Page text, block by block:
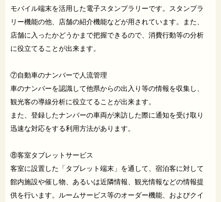
モバイル端末を活用した電子スタンプラリーです。スタンプラ
リー機能の他、店舗の紹介機能などが用されています。また、
店舗に入ったかどうかまで把握できるので、消費行動等の分析
に役立てることが出来ます。
⑦自動車のナンバーで人流管理
車のナンバーを認識して他県からの出入り等の情報を収集し、
観光客の導線分析に役立てることが出来ます。
また、登録したナンバーの車両が来訪した際に通知を受け取り
迅速な対応をする利用方法があります。
⑧客室タブレットサービス
客室に設置した「タブレット端末」を通して、宿泊客に対して
館内施設や催し物、あるいは近隣情報、観光情報などの情報提
供を行います。ルームサービス等のオーダー機能、およびクイ